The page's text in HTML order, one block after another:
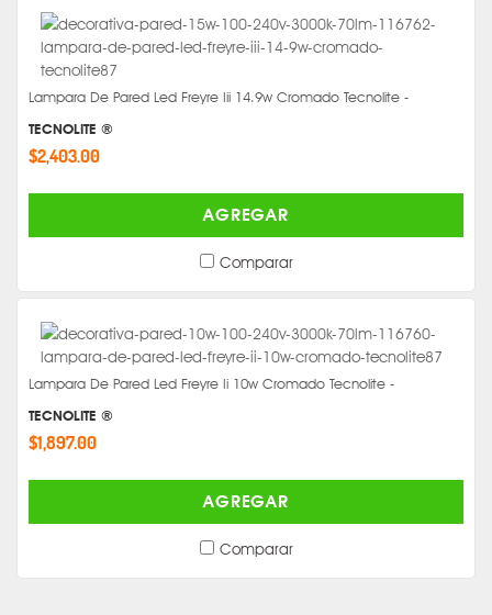
Lampara De Pared Led Freyre Iii 14.9w Cromado Tecnolite -
TECNOLITE ®
$2,403.00
AGREGAR
Comparar
Lampara De Pared Led Freyre Ii 10w Cromado Tecnolite -
TECNOLITE ®
$1,897.00
AGREGAR
Comparar